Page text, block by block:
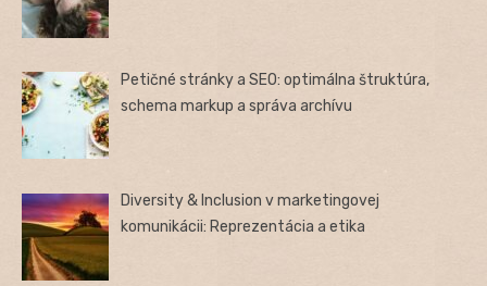
Petičné stránky a SEO: optimálna štruktúra,
schema markup a správa archívu
Diversity & Inclusion v marketingovej
komunikácii: Reprezentácia a etika